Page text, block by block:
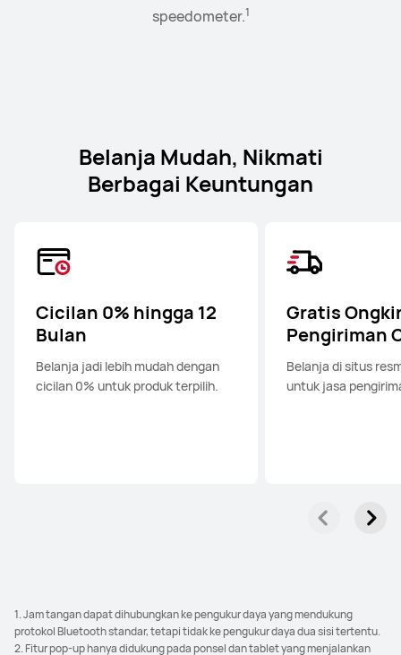
speedometer.1
pemasangan awal.
dalam mode Lanskap dan Pengganda Aplikasi.
perangkat yang terhubung secara bertahap dengan
Belanja Mudah, Nikmati
Berbagai Keuntungan
Cicilan 0% hingga 12
Bulan
Belanja jadi lebih mudah dengan
cicilan 0% untuk produk terpilih.
Gratis
Pengiriman
Belanja di situs
untuk jasa
1. Jam tangan dapat dihubungkan ke pengukur daya yang mendukung
protokol Bluetooth standar, tetapi tidak ke pengukur daya dua sisi tertentu.
2. Fitur pop-up hanya didukung pada ponsel dan tablet yang menjalankan